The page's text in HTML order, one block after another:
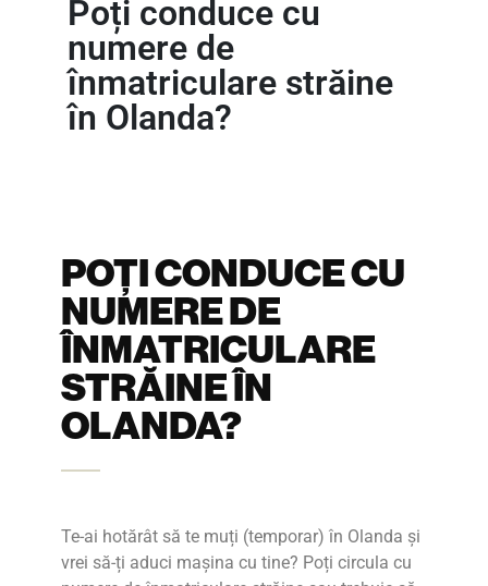
Poți conduce cu
numere de
înmatriculare străine
în Olanda?
POȚI CONDUCE CU
NUMERE DE
ÎNMATRICULARE
STRĂINE ÎN
OLANDA?
Te-ai hotărât să te muți (temporar) în Olanda și
vrei să-ți aduci mașina cu tine? Poți circula cu